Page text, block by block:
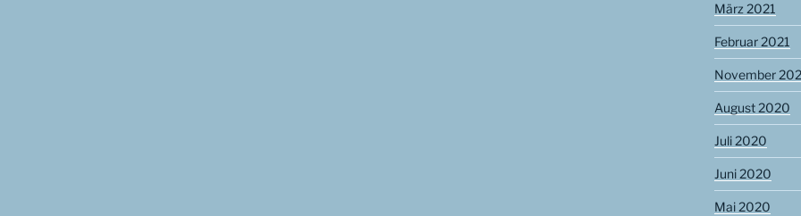
März 2021
Februar 2021
November
August 2020
Juli 2020
Juni 2020
Mai 2020